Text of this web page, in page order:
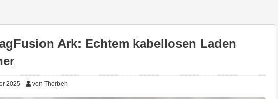
Ark: Echtem kabellosen Laden
2025 von Thorben